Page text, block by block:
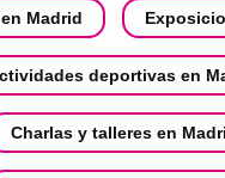
Madrid
deportivas en
Charlas y talleres en